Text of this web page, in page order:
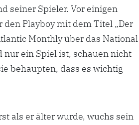
seiner Spieler. Vor einigen
Playboy mit dem Titel „Der
Monthly über das National
nur ein Spiel ist, schauen nicht
behaupten, dass es wichtig
als er älter wurde, wuchs sein